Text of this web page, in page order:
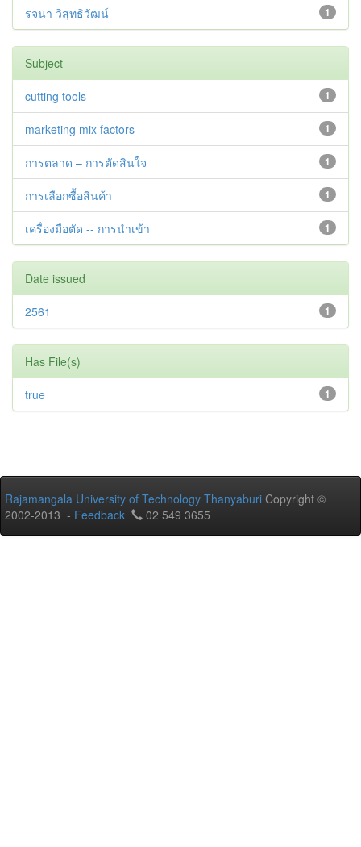
1
รจนา วิสุทธิวัฒน์
Subject
1
cutting tools
1
marketing mix factors
1
การตลาด – การตัดสินใจ
1
การเลือกซื้อสินค้า
1
เครื่องมือตัด -- การนำเข้า
Date issued
1
2561
Has File(s)
1
true
Rajamangala University of Technology Thanyaburi Copyright ©
2002-2013 - Feedback 02 549 3655